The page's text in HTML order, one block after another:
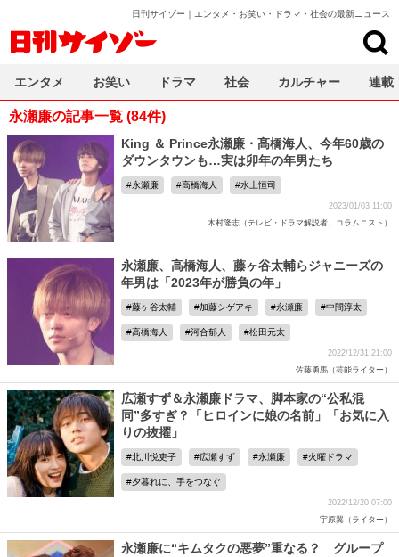
日刊サイゾー｜エンタメ・お笑い・ドラマ・社会の最新ニュース
永瀬廉の記事一覧 (84件)
King ＆ Prince永瀬廉・髙橋海人、今年60歳の
ダウンタウンも…実は卯年の年男たち
永瀬廉 高橋海人 水上恒司
2023/01/03 11:00
木村隆志（テレビ・ドラマ解説者、コラムニスト）
永瀬廉、高橋海人、藤ヶ谷太輔らジャニーズの
年男は「2023年が勝負の年」
藤ヶ谷太輔 加藤シゲアキ 永瀬廉 中間淳太
高橋海人 河合郁人 松田元太
2022/12/31 21:00
佐藤勇馬（芸能ライター）
広瀬すず＆永瀬廉ドラマ、脚本家の“公私混
同”多すぎ？「ヒロインに娘の名前」「お気に入
りの抜擢」
北川悦吏子 広瀬すず 永瀬廉 火曜ドラマ
夕暮れに、手をつなぐ
2022/12/20 07:00
宇原翼（ライター）
永瀬廉に“キムタクの悪夢”重なる？ グループ
エンタメ お笑い ドラマ 社会 カルチャー 連載